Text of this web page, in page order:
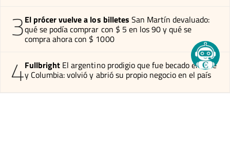
3El prócer vuelve a los billetes San Martín devaluado:
qué se podía comprar con $ 5 en los 90 y qué se
compra ahora con $ 1000
4Fullbright El argentino prodigio que fue becado en Yale
y Columbia: volvió y abrió su propio negocio en el país